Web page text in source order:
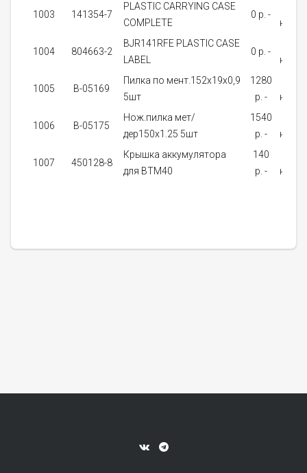
1003 141354-7
PLASTIC CARRYING CASE
COMPLETE
0 p. -
1004 804663-2
BJR141RFE PLASTIC CASE
LABEL
0 p. -
1005 B-05169
Пилка по мент.152х19х0,9
5шт
1280
p. -
1006 B-05175
Нож.пилка мет/
дер150x1.25 5шт
1540
p. -
1007 450128-8
Крышка аккумулятора
для BTM40
140
p. -